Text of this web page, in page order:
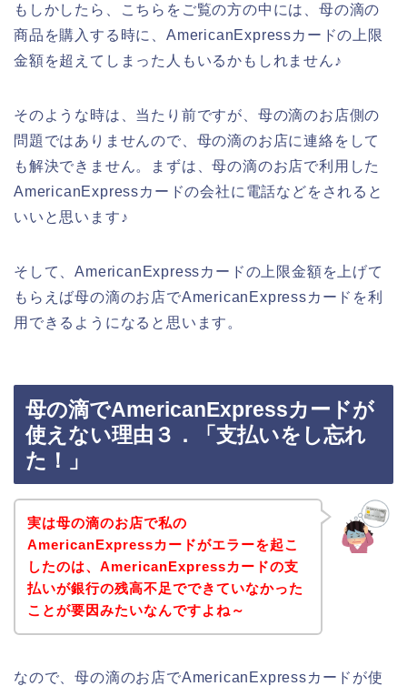
もしかしたら、こちらをご覧の方の中には、母の滴の
商品を購入する時に、AmericanExpressカードの上限
金額を超えてしまった人もいるかもしれません♪
そのような時は、当たり前ですが、母の滴のお店側の
問題ではありませんので、母の滴のお店に連絡をして
も解決できません。まずは、母の滴のお店で利用した
AmericanExpressカードの会社に電話などをされると
いいと思います♪
そして、AmericanExpressカードの上限金額を上げて
もらえば母の滴のお店でAmericanExpressカードを利
用できるようになると思います。
母の滴でAmericanExpressカードが
使えない理由３．「支払いをし忘れ
た！」
実は母の滴のお店で私の
AmericanExpressカードがエラーを起こ
したのは、AmericanExpressカードの支
払いが銀行の残高不足でできていなかった
ことが要因みたいなんですよね～
なので、母の滴のお店でAmericanExpressカードが使